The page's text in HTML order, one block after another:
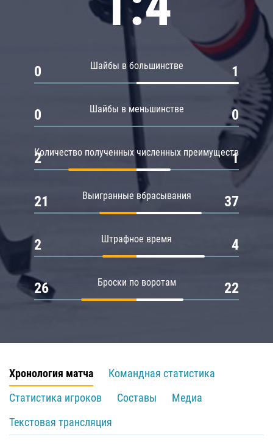
Шайбы в большинстве
0 1
Шайбы в меньшинстве
0 0
Количество полученных численных преимуществ
2 1
Выигранные вбрасывания
21 37
Штрафное время
2 4
Броски по воротам
26 22
Хронология матча
Командная статистика
Статистика игроков
Составы
Медиа
Текстовая трансляция